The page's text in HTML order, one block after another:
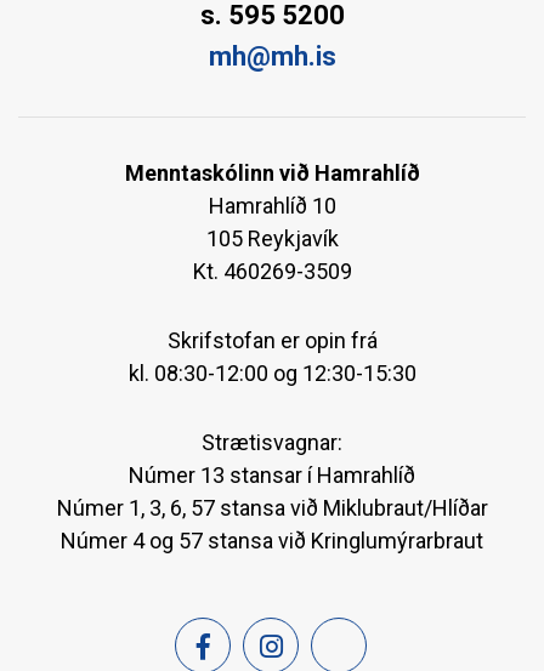
s. 595 5200
mh@mh.is
Menntaskólinn við Hamrahlíð
Hamrahlíð 10
105 Reykjavík
Kt. 460269-3509
Skrifstofan er opin frá
kl. 08:30-12:00 og 12:30-15:30
Strætisvagnar:
Númer 13 stansar í Hamrahlíð
Númer 1, 3, 6, 57 stansa við Miklubraut/Hlíðar
Númer 4 og 57 stansa við Kringlumýrarbraut